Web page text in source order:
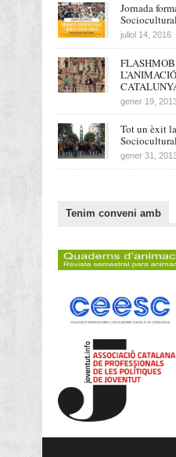
Jornada
juliol 14, 2016
gener 19,
Tot un èxit
gener 31,
Tenim conveni amb